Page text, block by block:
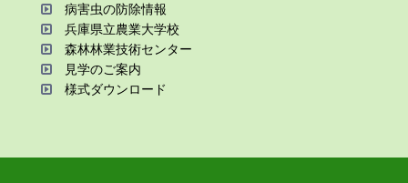
病害⾍の防除情報
兵庫県⽴農業⼤学校
森林林業技術センター
⾒学のご案内
様式ダウンロード